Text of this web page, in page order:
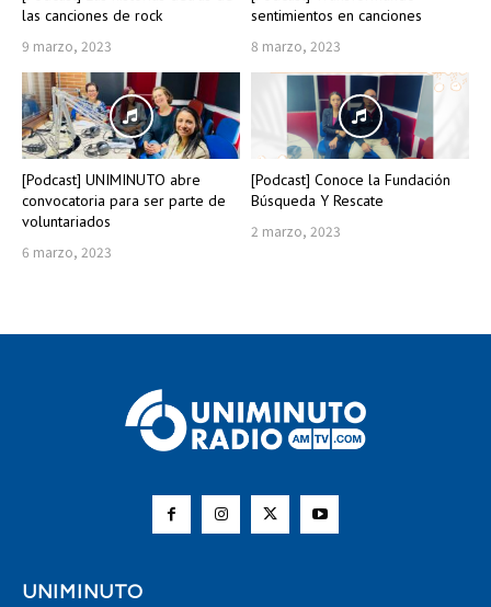
las canciones de rock
9 marzo, 2023
sentimientos en canciones
8 marzo, 2023
[Podcast] UNIMINUTO abre
convocatoria para ser parte de
voluntariados
6 marzo, 2023
[Podcast] Conoce la Fundación
Búsqueda Y Rescate
2 marzo, 2023
UNIMINUTO